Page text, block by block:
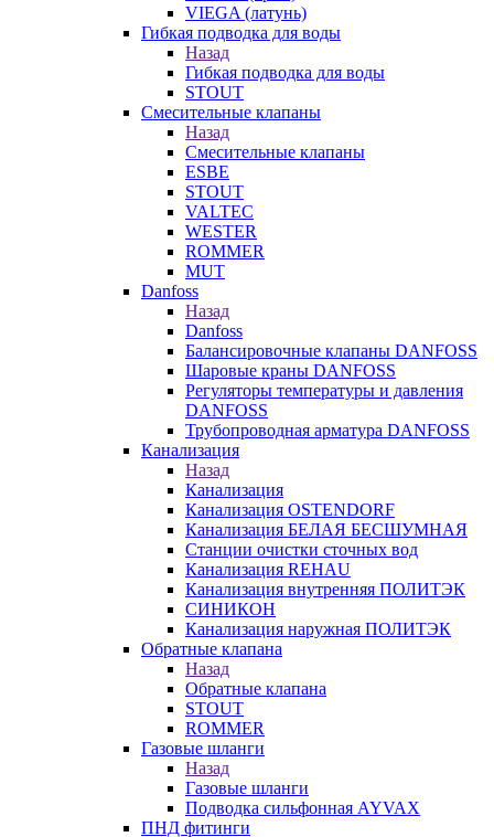
VIEGA (латунь)
Гибкая подводка для воды
Назад
Гибкая подводка для воды
STOUT
Смесительные клапаны
Назад
Смесительные клапаны
ESBE
STOUT
VALTEC
WESTER
ROMMER
MUT
Danfoss
Назад
Danfoss
Балансировочные клапаны DANFOSS
Шаровые краны DANFOSS
Регуляторы температуры и давления
DANFOSS
Трубопроводная арматура DANFOSS
Канализация
Назад
Канализация
Канализация OSTENDORF
Канализация БЕЛАЯ БЕСШУМНАЯ
Станции очистки сточных вод
Канализация REHAU
Канализация внутренняя ПОЛИТЭК
СИНИКОН
Канализация наружная ПОЛИТЭК
Обратные клапана
Назад
Обратные клапана
STOUT
ROMMER
Газовые шланги
Назад
Газовые шланги
Подводка сильфонная AYVAX
ПНД фитинги